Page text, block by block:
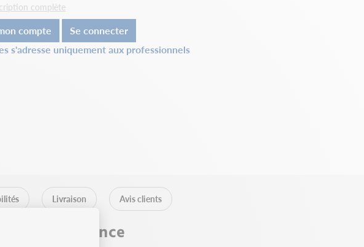
complète
compte
Se connecter
s'adresse uniquement aux professionnels
Livraison Avis clients
référence